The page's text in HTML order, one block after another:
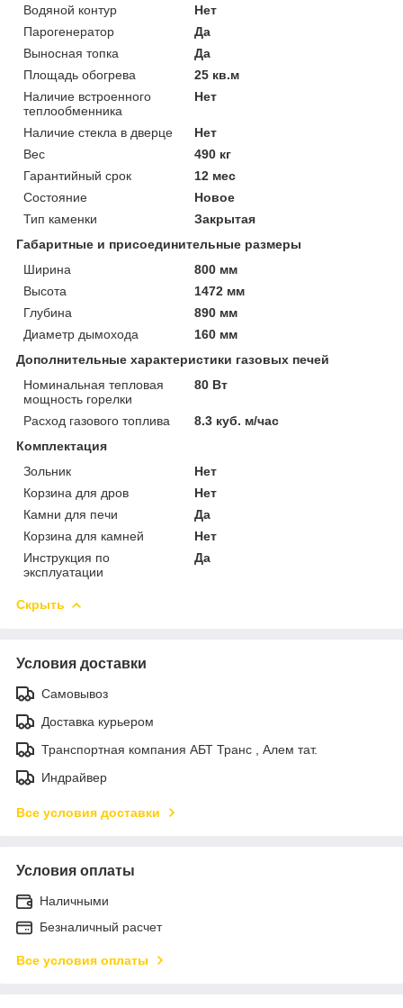
Водяной контур
Нет
Парогенератор
Да
Выносная топка
Да
Площадь обогрева
25 кв.м
Наличие встроенного
теплообменника
Нет
Наличие стекла в дверце
Нет
Вес
490 кг
Гарантийный срок
12 мес
Состояние
Новое
Тип каменки
Закрытая
Габаритные и присоединительные размеры
Ширина
800 мм
Высота
1472 мм
Глубина
890 мм
Диаметр дымохода
160 мм
Дополнительные характеристики газовых печей
Номинальная тепловая
мощность горелки
80 Вт
Расход газового топлива
8.3 куб. м/час
Комплектация
Зольник
Нет
Корзина для дров
Нет
Камни для печи
Да
Корзина для камней
Нет
Инструкция по
эксплуатации
Да
Скрыть
Условия доставки
Самовывоз
Доставка курьером
Транспортная компания АБТ Транс , Алем тат.
Индрайвер
Все условия доставки
Условия оплаты
Наличными
Безналичный расчет
Все условия оплаты